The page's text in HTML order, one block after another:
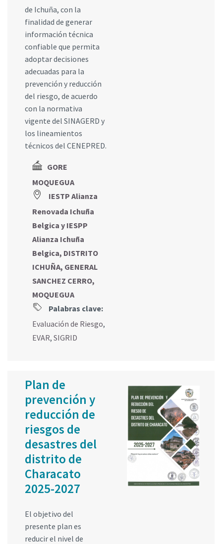
de Ichuña, con la
finalidad de generar
información técnica
confiable que permita
adoptar decisiones
adecuadas para la
prevención y reducción
del riesgo, de acuerdo
con la normativa
vigente del SINAGERD y
los lineamientos
técnicos del CENEPRED.
GORE
MOQUEGUA
IESTP Alianza
Renovada Ichuña
Belgica y IESPP
Alianza Ichuña
Belgica, DISTRITO
ICHUÑA, GENERAL
SANCHEZ CERRO,
MOQUEGUA
Palabras clave:
Evaluación de Riesgo,
EVAR, SIGRID
Plan de
prevención y
reducción de
riesgos de
desastres del
distrito de
Characato
2025-2027
El objetivo del
presente plan es
reducir el nivel de